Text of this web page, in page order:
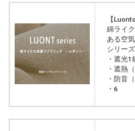
【
綿ライ
ある空
シリー
・遮光1
・遮熱
・防音
・6